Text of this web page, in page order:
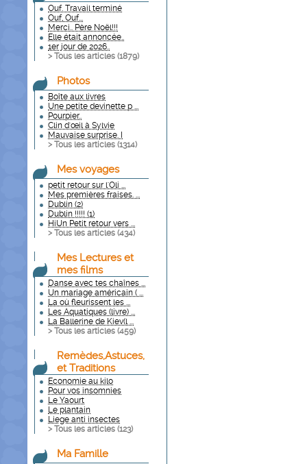
Ouf. Travail terminé
Ouf, Ouf...
Merci.. Père Noël!!!
Elle était annoncée..
1er jour de 2026..
> Tous les articles (1879)
Photos
Boîte aux livres
Une petite devinette p ...
Pourpier..
Clin d'œil à Sylvie
Mauvaise surprise. I
> Tous les articles (1314)
Mes voyages
petit retour sur l'Oli ...
Mes premières fraises. ...
Dublin (2)
Dublin !!!!! (1)
HiUn Petit retour vers ...
> Tous les articles (434)
Mes Lectures et
mes films
Danse avec tes chaînes ...
Un mariage américain ( ...
La où fleurissent les ...
Les Aquatiques (livre) ...
La Ballerine de Kiev(l ...
> Tous les articles (459)
Remèdes,Astuces,
et Traditions
Economie au kilo
Pour vos insomnies
Le Yaourt
Le plantain
Liege anti insectes
> Tous les articles (123)
Ma Famille